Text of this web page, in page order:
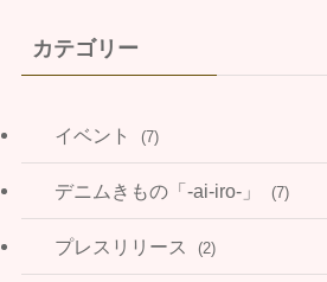
カテゴリー
イベント (7)
デニムきもの「-ai-iro-」 (7)
プレスリリース (2)